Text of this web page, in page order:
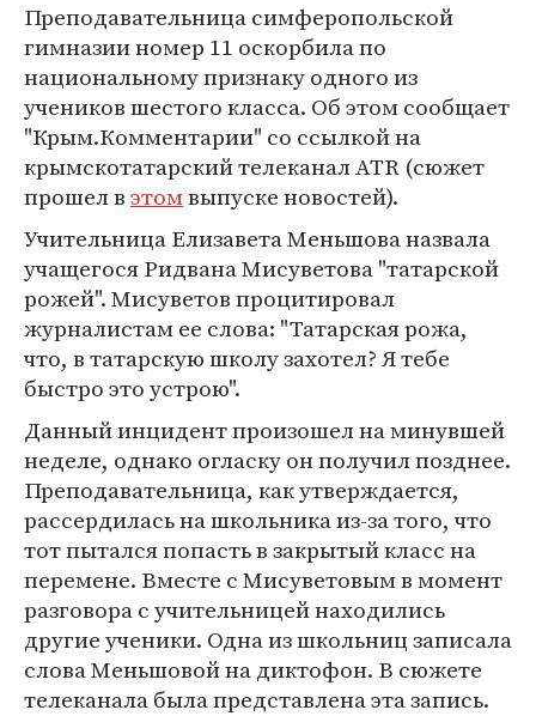
Преподавательница симферопольской
гимназии номер 11 оскорбила по
национальному признаку одного из
учеников шестого класса. Об этом сообщает
"Крым.Комментарии" со ссылкой на
крымскотатарский телеканал АТR (сюжет
прошел вэтомвыпуске новостей).
Учительница Елизавета Меньшова назвала
учащегося Ридвана Мисуветова "татарской
рожей". Мисуветов процитировал
журналистам ее слова: "Татарская рожа,
что, в татарскую школу захотел? Я тебе
быстро это устрою".
Данный инцидент произошел на минувшей
неделе, однако огласку он получил позднее.
Преподавательница, как утверждается,
рассердилась на школьника из-за того, что
тот пытался попасть в закрытый класс на
перемене. Вместе с Мисуветовым в момент
разговора с учительницей находились
другие ученики. Одна из школьниц записала
слова Меньшовой на диктофон. В сюжете
телеканала была представлена эта запись.